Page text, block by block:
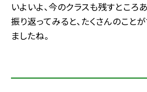
いよいよ、今のクラスも残すところ
振り返ってみると、たくさんのこと
ましたね。